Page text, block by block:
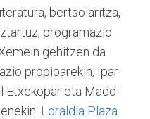
bertsolaritza,
programazio
gehitzen da
propioarekin, Ipar
Etxekopar eta Maddi
Loraldia Plaza